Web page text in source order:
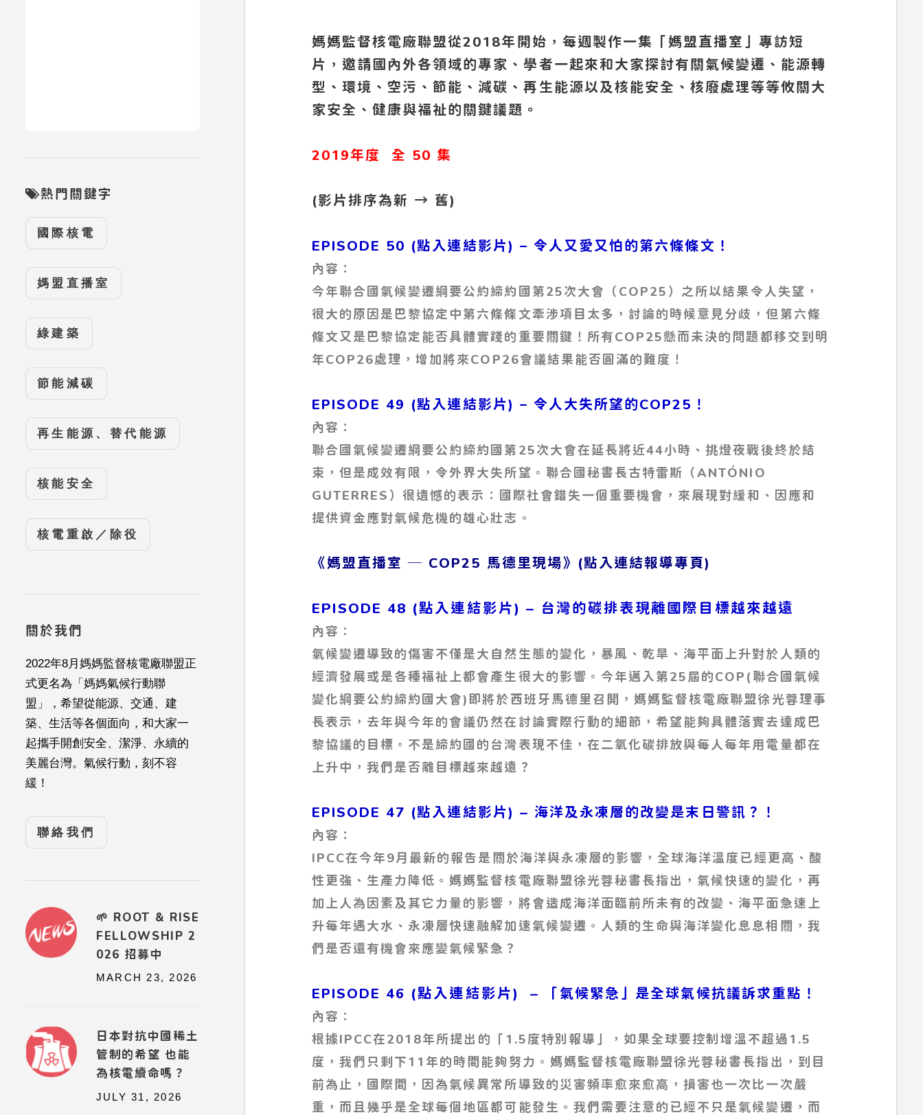
媽媽監督核電廠聯盟從2018年開始，每週製作一集「媽盟直播室」專訪短
片，邀請國內外各領域的專家、學者一起來和大家探討有關氣候變遷、能源轉
型、環境、空污、節能、減碳、再生能源以及核能安全、核廢處理等等攸關大
家安全、健康與福祉的關鍵議題。
2019年度 全 50 集
(影片排序為新 → 舊)
EPISODE 50 (點入連結影片) – 令人又愛又怕的第六條條文！
內容：
今年聯合國氣候變遷綱要公約締約國第25次大會（COP25）之所以結果令人失望，
很大的原因是巴黎協定中第六條條文牽涉項目太多，討論的時候意見分歧，但第六條
條文又是巴黎協定能否具體實踐的重要關鍵！所有COP25懸而未決的問題都移交到明
年COP26處理，增加將來COP26會議結果能否圓滿的難度！
EPISODE 49 (點入連結影片) – 令人大失所望的COP25！
內容：
聯合國氣候變遷綱要公約締約國第25次大會在延長將近44小時、挑燈夜戰後終於結
束，但是成效有限，令外界大失所望。聯合國秘書長古特雷斯（ANTÓNIO
GUTERRES）很遺憾的表示：國際社會錯失一個重要機會，來展現對緩和、因應和
提供資金應對氣候危機的雄心壯志。
《媽盟直播室 ─ COP25 馬德里現場》(點入連結報導專頁)
EPISODE 48 (點入連結影片) – 台灣的碳排表現離國際目標越來越遠
內容：
氣候變遷導致的傷害不僅是大自然生態的變化，暴風、乾旱、海平面上升對於人類的
經濟發展或是各種福祉上都會產生很大的影響。今年邁入第25屆的COP(聯合國氣候
變化綱要公約締約國大會)即將於西班牙馬德里召開，媽媽監督核電廠聯盟徐光蓉理事
長表示，去年與今年的會議仍然在討論實際行動的細節，希望能夠具體落實去達成巴
黎協議的目標。不是締約國的台灣表現不佳，在二氧化碳排放與每人每年用電量都在
上升中，我們是否離目標越來越遠？
EPISODE 47 (點入連結影片) – 海洋及永凍層的改變是末日警訊？！
內容：
IPCC在今年9月最新的報告是關於海洋與永凍層的影響，全球海洋溫度已經更高、酸
性更強、生產力降低。媽媽監督核電廠聯盟徐光蓉秘書長指出，氣候快速的變化，再
加上人為因素及其它力量的影響，將會造成海洋面臨前所未有的改變、海平面急速上
升每年遇大水、永凍層快速融解加速氣候變遷。人類的生命與海洋變化息息相關，我
們是否還有機會來應變氣候緊急？
EPISODE 46 (點入連結影片) – 「氣候緊急」是全球氣候抗議訴求重點！
內容：
根據IPCC在2018年所提出的「1.5度特別報導」，如果全球要控制增溫不超過1.5
度，我們只剩下11年的時間能夠努力。媽媽監督核電廠聯盟徐光蓉秘書長指出，到目
前為止，國際間，因為氣候異常所導致的災害頻率愈來愈高，損害也一次比一次嚴
重，而且幾乎是全球每個地區都可能發生。我們需要注意的已經不只是氣候變遷，而
熱門關鍵字
國際核電
媽盟直播室
綠建築
節能減碳
再生能源、替代能源
核能安全
核電重啟／除役
關於我們
2022年8月媽媽監督核電廠聯盟正
式更名為「媽媽氣候行動聯
盟」，希望從能源、交通、建
築、生活等各個面向，和大家一
起攜手開創安全、潔淨、永續的
美麗台灣。氣候行動，刻不容
緩！
聯絡我們
🌱 ROOT & RISE
FELLOWSHIP 2
026 招募中
MARCH 23, 2026
日本對抗中國稀土
管制的希望 也能
為核電續命嗎？
JULY 31, 2026